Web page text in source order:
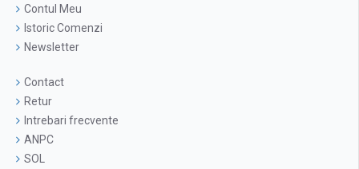
Contul Meu
Istoric Comenzi
Newsletter
Contact
Retur
Intrebari frecvente
ANPC
SOL